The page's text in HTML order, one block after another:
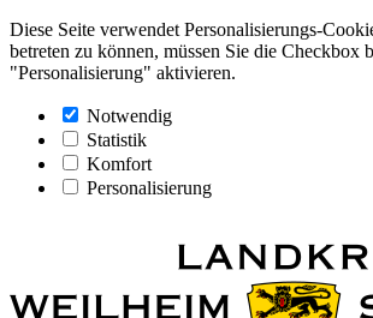
Diese Seite verwendet Personalisierungs-
betreten zu können, müssen Sie die Checkbox
"Personalisierung" aktivieren.
Notwendig
Statistik
Komfort
Personalisierung